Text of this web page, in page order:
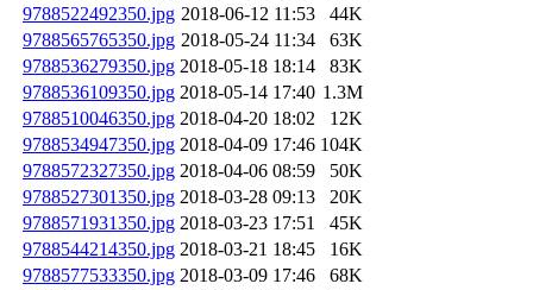
9788522492350.jpg 2018-06-12 11:53
44K
9788565765350.jpg 2018-05-24 11:34
63K
9788536279350.jpg 2018-05-18 18:14
83K
9788536109350.jpg 2018-05-14 17:40 1.3M
9788510046350.jpg 2018-04-20 18:02
12K
9788534947350.jpg 2018-04-09 17:46 104K
9788572327350.jpg 2018-04-06 08:59
50K
9788527301350.jpg 2018-03-28 09:13
20K
9788571931350.jpg 2018-03-23 17:51
45K
9788544214350.jpg 2018-03-21 18:45
16K
9788577533350.jpg 2018-03-09 17:46
68K